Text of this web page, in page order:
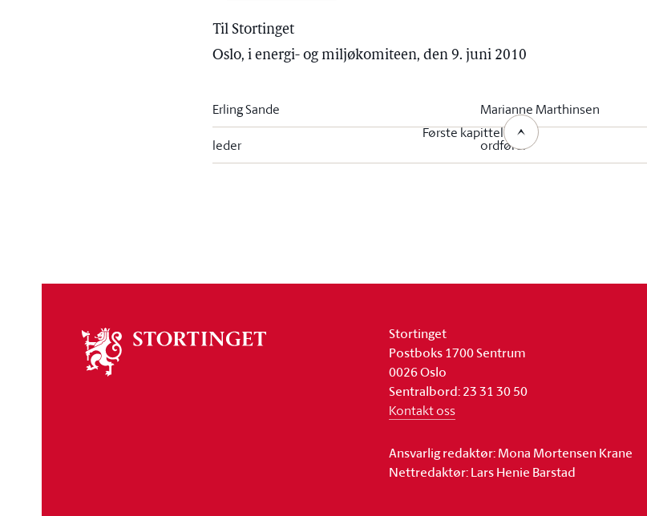
Til Stortinget
Oslo, i energi- og miljøkomiteen, den 9. juni 2010
Erling Sande Marianne Marthinsen
leder ordfører
Første kapittel
stortinget
Stortinget
Postboks 1700 Sentrum
0026 Oslo
Sentralbord: 23 31 30 50
Kontakt oss
Ansvarlig redaktør: Mona Mortensen Krane
Nettredaktør: Lars Henie Barstad